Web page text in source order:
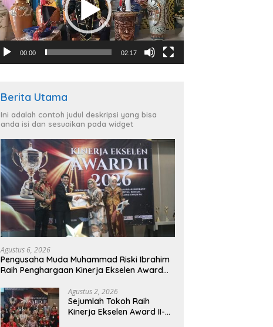
00:00 02:17
Berita Utama
Ini adalah contoh judul deskripsi yang bisa
anda isi dan sesuaikan pada widget
Agustus 6, 2026
Pengusaha Muda Muhammad Riski Ibrahim
Raih Penghargaan Kinerja Ekselen Award
Agustus 2, 2026
Sejumlah Tokoh Raih
Kinerja Ekselen Award II-